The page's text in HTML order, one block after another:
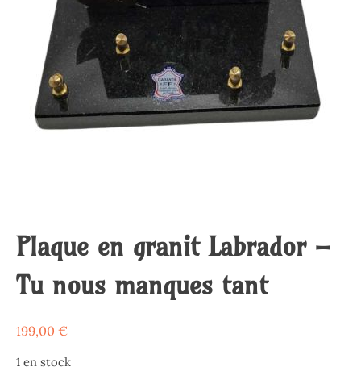
Plaque en granit Labrador –
Tu nous manques tant
199,00 €
1 en stock